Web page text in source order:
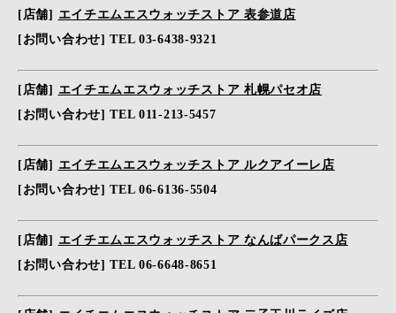
[店舗] エイチエムエスウォッチストア 表参道店
[お問い合わせ] TEL 03-6438-9321
[店舗] エイチエムエスウォッチストア 札幌パセオ店
[お問い合わせ] TEL 011-213-5457
[店舗] エイチエムエスウォッチストア ルクアイーレ店
[お問い合わせ] TEL 06-6136-5504
[店舗] エイチエムエスウォッチストア なんばパークス店
[お問い合わせ] TEL 06-6648-8651